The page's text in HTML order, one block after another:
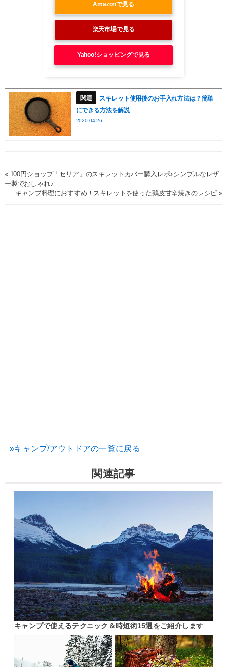
Amazonで見る
楽天市場で見る
Yahoo!ショッピングで見る
スキレット使用後のお手入れ方法は？簡単
にできる方法を解説
2020.04.26
« 100円ショップ「セリア」のスキレットカバー購入レポ♪シンプルなレザ
ー製でおしゃれ♪
キャンプ料理におすすめ！スキレットを使った鶏皮甘辛焼きのレシピ »
»キャンプ/アウトドアの一覧に戻る
関連記事
キャンプで使えるテクニック＆時短術15選をご紹介します